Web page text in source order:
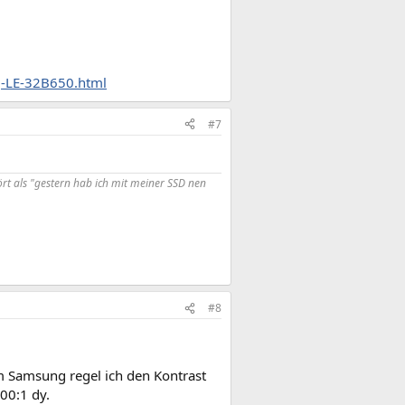
LE-32B650.html
#7
als "gestern hab ich mit meiner SSD nen
#8
regel ich den Kontrast
dy.